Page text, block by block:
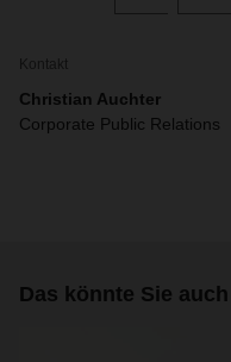
Kontakt
Christian Auchter
Corporate Public Relations
Das könnte Sie